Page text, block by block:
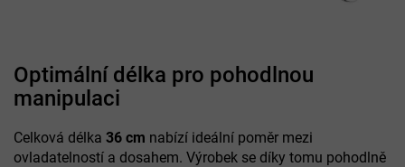
Optimální délka pro pohodlnou
manipulaci
Celková délka 36 cm nabízí ideální poměr mezi
ovladatelností a dosahem. Výrobek se díky tomu pohodlně